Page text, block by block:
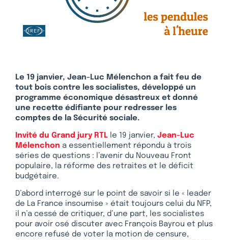
Le 19 janvier, Jean-Luc Mélenchon a fait feu de
tout bois contre les socialistes, développé un
programme économique désastreux et donné
une recette édifiante pour redresser les
comptes de la Sécurité sociale.
Invité du Grand jury RTL le 19 janvier, Jean-Luc
Mélenchon a essentiellement répondu à trois
séries de questions : l’avenir du Nouveau Front
populaire, la réforme des retraites et le déficit
budgétaire.
D’abord interrogé sur le point de savoir si le « leader
de La France insoumise » était toujours celui du NFP,
il n’a cessé de critiquer, d’une part, les socialistes
pour avoir osé discuter avec François Bayrou et plus
encore refusé de voter la motion de censure,